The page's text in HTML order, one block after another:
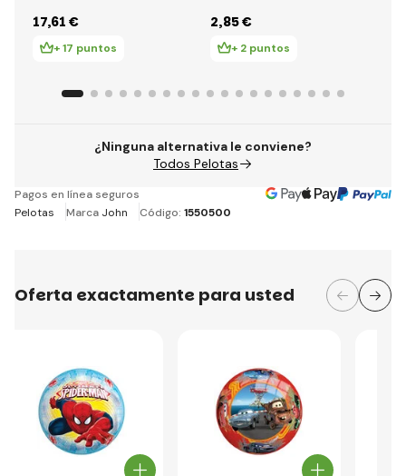
17,61 €
+ 17 puntos
2,85 €
+ 2 puntos
¿Ninguna alternativa le conviene?
Todos Pelotas
Pagos en línea seguros
Pelotas
Marca John Código: 1550500
Oferta exactamente para usted